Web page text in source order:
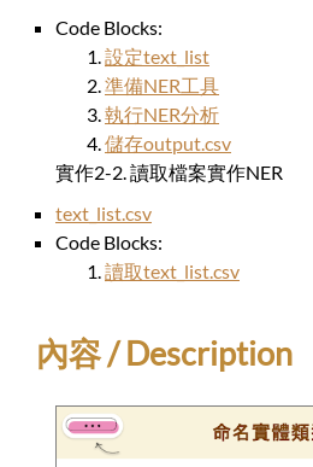
Code Blocks:
設定text_list
準備NER工具
執行NER分析
儲存output.csv
實作2-2. 讀取檔案實作NER
text_list.csv
Code Blocks:
讀取text_list.csv
內容 / Description